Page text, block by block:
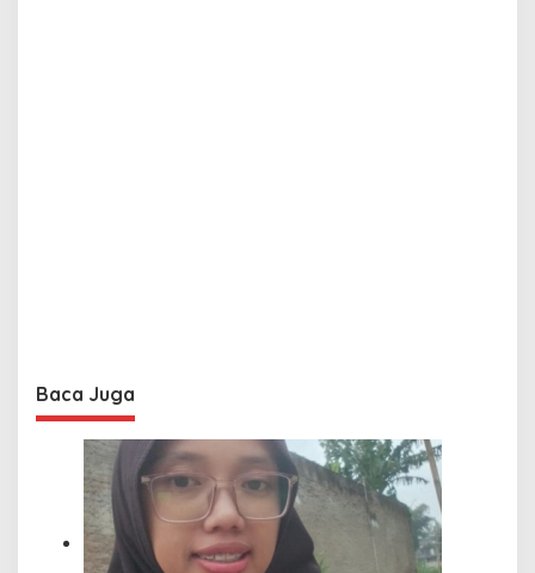
Baca Juga